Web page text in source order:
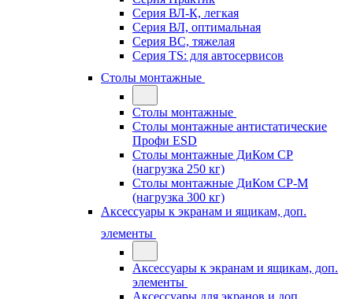
Серия ВЛ-К, легкая
Серия ВЛ, оптимальная
Серия ВС, тяжелая
Серия TS: для автосервисов
Столы монтажные
Столы монтажные
Столы монтажные антистатические
Профи ESD
Столы монтажные ДиКом СР
(нагрузка 250 кг)
Столы монтажные ДиКом СР-М
(нагрузка 300 кг)
Аксессуары к экранам и ящикам, доп.
элементы
Аксессуары к экранам и ящикам, доп.
элементы
Аксессуары для экранов и доп.